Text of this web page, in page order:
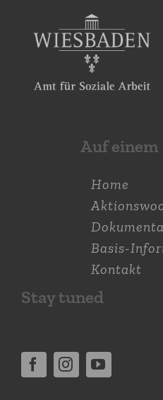
Auf
Home
Basis-
Kontakt
Stay tuned